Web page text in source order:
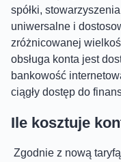
spółki,
uniwersalne i
zróżnicowanej
obsługa konta jest
bankowość
ciągły dostęp do
Ile kosztuje
Zgodnie z nową